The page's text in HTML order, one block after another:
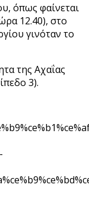
όπως φαίνεται
12.40), στο
γινόταν το
της Αχαΐας
3).